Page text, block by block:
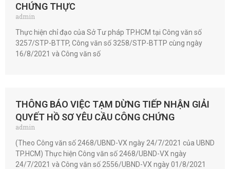
CHỨNG THỰC
admin
Thực hiện chỉ đạo của Sở Tư pháp TP.HCM tại Công văn số
3257/STP-BTTP, Công văn số 3258/STP-BTTP cùng ngày
16/8/2021 và Công văn số
THÔNG BÁO VIỆC TẠM DỪNG TIẾP NHẬN GIẢI
QUYẾT HỒ SƠ YÊU CẦU CÔNG CHỨNG
admin
(Theo Công văn số 2468/UBND-VX ngày 24/7/2021 của UBND
TP.HCM) Thực hiện Công văn số 2468/UBND-VX ngày
24/7/2021 và Công văn số 2556/UBND-VX ngày 01/8/2021